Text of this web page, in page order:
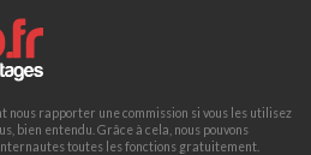
nous rapporter une commission si vous les utilisez
bien entendu. Grâce à cela, nous pouvons
toutes les fonctions gratuitement.